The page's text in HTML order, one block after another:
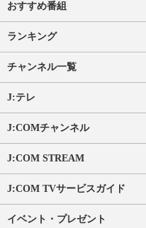
おすすめ番組
ランキング
チャンネル一覧
J:テレ
J:COMチャンネル
J:COM STREAM
J:COM TVサービスガイド
イベント・プレゼント